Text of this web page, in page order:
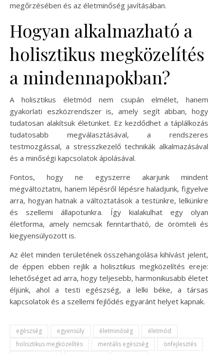
megőrzésében és az életminőség javításában.
Hogyan alkalmazható a
holisztikus megközelítés
a mindennapokban?
A holisztikus életmód nem csupán elmélet, hanem
gyakorlati eszközrendszer is, amely segít abban, hogy
tudatosan alakítsuk életünket. Ez kezdődhet a táplálkozás
tudatosabb megválasztásával, a rendszeres
testmozgással, a stresszkezelő technikák alkalmazásával
és a minőségi kapcsolatok ápolásával.
Fontos, hogy ne egyszerre akarjunk mindent
megváltoztatni, hanem lépésről lépésre haladjunk, figyelve
arra, hogyan hatnak a változtatások a testünkre, lelkünkre
és szellemi állapotunkra. Így kialakulhat egy olyan
életforma, amely nemcsak fenntartható, de örömteli és
kiegyensúlyozott is.
Az élet minden területének összehangolása kihívást jelent,
de éppen ebben rejlik a holisztikus megközelítés ereje:
lehetőséget ad arra, hogy teljesebb, harmonikusabb életet
éljünk, ahol a testi egészség, a lelki béke, a társas
kapcsolatok és a szellemi fejlődés egyaránt helyet kapnak.
egészség egyensúly életminőség
életmód
holisztikus megközelítés
mentális egészség
önfejlesztés